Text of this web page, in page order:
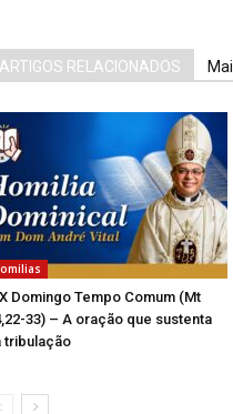
ARTIGOS RELACIONADOS
Domingo Tempo Comum (Mt
33) – A oração que sustenta
tribulação